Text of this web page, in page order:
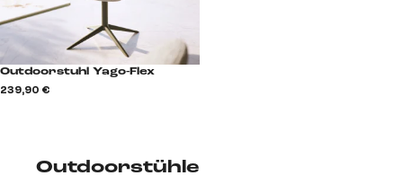
Outdoorstuhl Yago-Flex
239,90 €
Outdoorstühle